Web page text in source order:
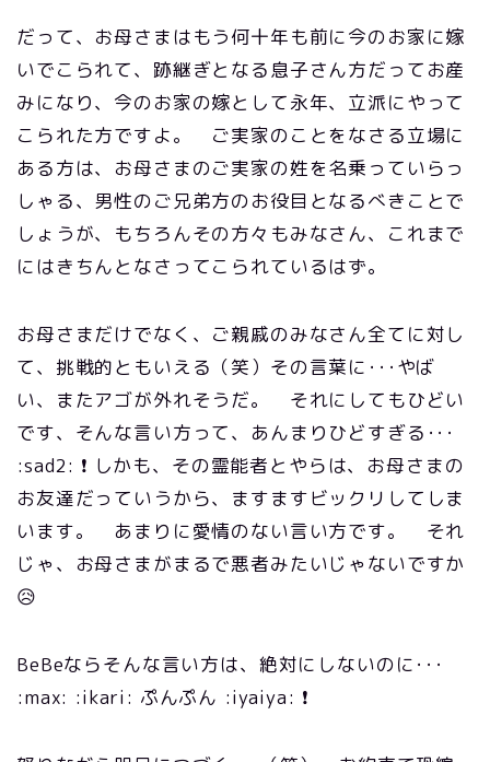
だって、お母さまはもう何十年も前に今のお家に嫁
いでこられて、跡継ぎとなる息子さん方だってお産
みになり、今のお家の嫁として永年、立派にやって
こられた方ですよ。 ご実家のことをなさる立場に
ある方は、お母さまのご実家の姓を名乗っていらっ
しゃる、男性のご兄弟方のお役目となるべきことで
しょうが、もちろんその方々もみなさん、これまで
にはきちんとなさってこられているはず。
お母さまだけでなく、ご親戚のみなさん全てに対し
て、挑戦的ともいえる（笑）その言葉に･･･やば
い、またアゴが外れそうだ。 それにしてもひどい
です、そんな言い方って、あんまりひどすぎる･･･
:sad2: ❗ しかも、その霊能者とやらは、お母さまの
お友達だっていうから、ますますビックリしてしま
います。 あまりに愛情のない言い方です。 それ
じゃ、お母さまがまるで悪者みたいじゃないですか
😥
BeBeならそんな言い方は、絶対にしないのに･･･
:max: :ikari: ぷんぷん :iyaiya: ❗